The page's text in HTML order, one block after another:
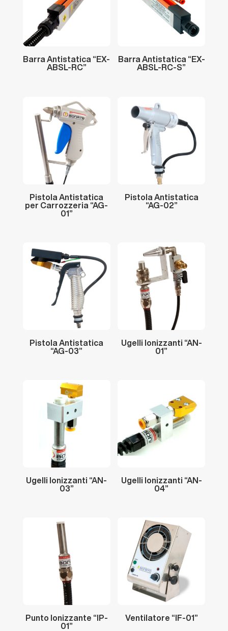
BarraAntistatica “EX-
ABSL-RC”
Barra Antistatica “EX-
ABSL-RC-S”
Pistola Antistatica
per Carrozzeria “AG-
01”
Pistola Antistatica
“AG-02”
Pistola Antistatica
“AG-03”
Ugelli Ionizzanti “AN-
01”
Ugelli Ionizzanti “AN-
03”
Ugelli Ionizzanti “AN-
04”
Punto Ionizzante “IP-
01”
Ventilatore “IF-01”